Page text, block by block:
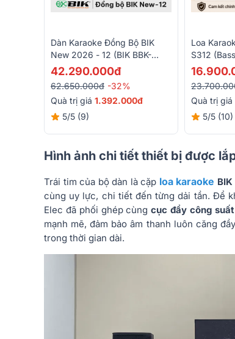
Dàn Karaoke Đồng Bộ BIK
New 2026 - 12 (BIK BBK-
S312, BIK VK-A52, BIK VK-
R51, BIK BBK-W25A, BIK VK-
M51)
42.290.000đ
62.650.000đ -32%
Quà trị giá 1.392.000đ
5/5 (9)
Loa
S312
Quà trị giá
5/5 (10)
Hình ảnh chi tiết thiết bị được
Trái tim của bộ dàn là cặp loa karaoke BIK
cùng uy lực, chi tiết đến từng dải tần. Để
Elec đã phối ghép cùngcục đẩy công
mạnh mẽ, đảm bảo âm thanh luôn căng
trong thời gian dài.